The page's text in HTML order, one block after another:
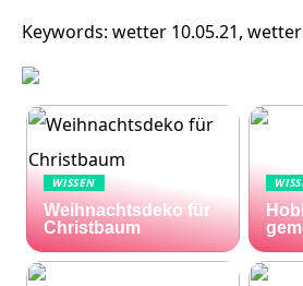
Keywords: wetter 10.05.21, wetter
WISSEN
Weihnachtsdeko für
Christbaum